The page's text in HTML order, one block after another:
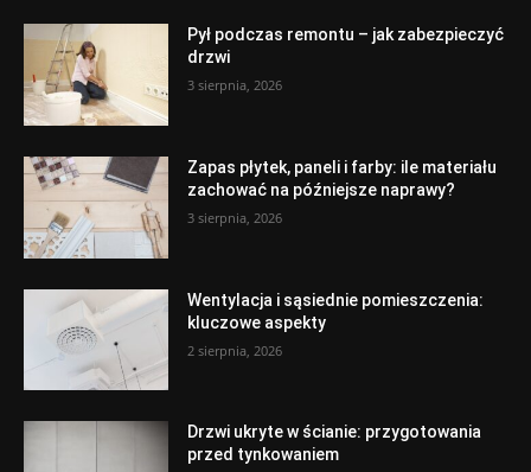
Pył podczas remontu – jak zabezpieczyć
drzwi
3 sierpnia, 2026
Zapas płytek, paneli i farby: ile materiału
zachować na późniejsze naprawy?
3 sierpnia, 2026
Wentylacja i sąsiednie pomieszczenia:
kluczowe aspekty
2 sierpnia, 2026
Drzwi ukryte w ścianie: przygotowania
przed tynkowaniem